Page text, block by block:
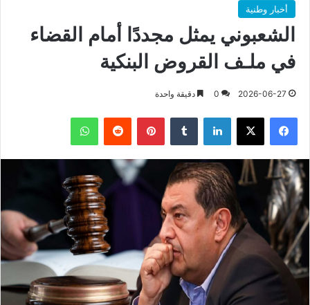
أخبار وطنية
الشعبوني يمثل مجددًا أمام القضاء
في ملـف القروض البنكية
2026-06-27
0 دقيقة واحدة
فيسبوك X لينكدإن بينتيريست واتساب